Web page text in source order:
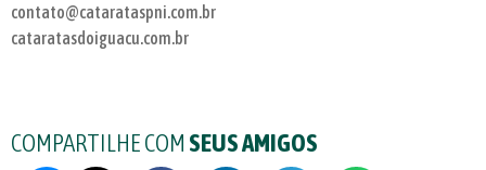
contato@catarataspni.com.br
cataratasdoiguacu.com.br
COMPARTILHE COM SEUS AMIGOS